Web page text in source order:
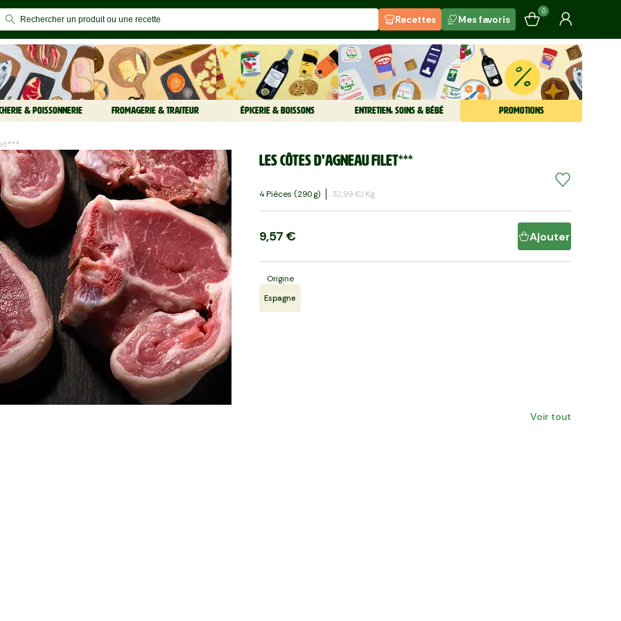
Recettes Mes favoris
0
& POISSONNERIE FROMAGERIE & TRAITEUR ÉPICERIE & BOISSONS ENTRETIEN, SOINS & BÉBÉ PROMOTIONS
Les Côtes d'agneau filet***
4 Pièces (290 G) 32,99 €/kg
9,57 € Ajouter
Origine
Espagne
Voir tout